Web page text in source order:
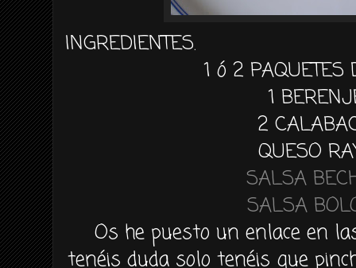
INGREDIENTES.
1 ó 2
1
2
QUESO
SALSA
SALSA
Os he puesto un enlace en
tenéis duda solotenéis que